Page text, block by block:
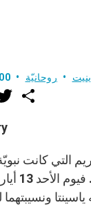
روحانيّة
w
r